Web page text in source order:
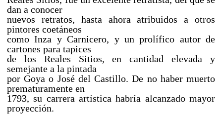
dan a conocer
nuevos retratos, hasta ahora atribuidos a otros
pintores coetáneos
como Inza y Carnicero, y un prolífico autor de
cartones para tapices
de los Reales Sitios, en cantidad elevada y
semejante a la pintada
por Goya o José del Castillo. De no haber muerto
prematuramente en
1793, su carrera artística habría alcanzado mayor
proyección.